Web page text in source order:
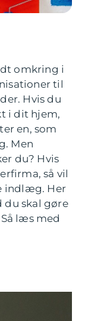
omkring i
til
Hvis du
i dit hjem,
en, som
Men
du? Hvis
så vil
indlæg. Her
du skal gøre
læs med